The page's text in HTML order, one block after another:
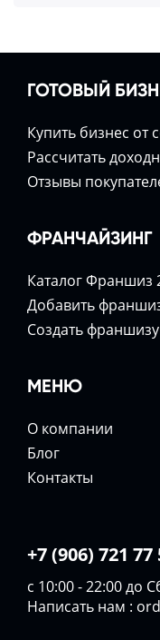
ГОТОВЫЙ
Купить бизнес от
Расcчитать
Отзывы
ФРАНЧАЙЗИНГ
Каталог Франшиз
Добавить
Создать франшизу
МЕНЮ
О компании
Блог
Контакты
+7 (906) 721 77
с 10:00 - 22:00 до
Написать нам :